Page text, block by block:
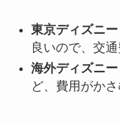
東京ディズニ
良いので、交
海外ディズニ
ど、費用がか